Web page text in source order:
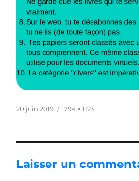
Publié
20 juin 2019
Taille
794 × 1123
Laisser un